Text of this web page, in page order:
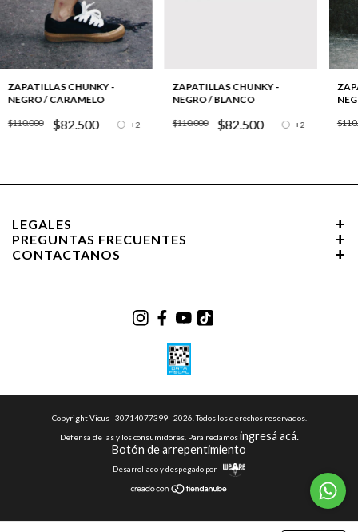
ZAPATILLAS CHUNKY -
NEGRO / CARAMELO
$110.000 $82.500 +2
ZAPATILLAS CHUNKY -
NEGRO / BLANCO
$110.000 $82.500 +2
LEGALES
PREGUNTAS FRECUENTES
CONTACTANOS
Copyright Vicus - 30714077399 - 2026. Todos los derechos reservados.
Defensa de las y los consumidores. Para reclamos ingresá acá.
Botón de arrepentimiento
Desarrollado y despegado por